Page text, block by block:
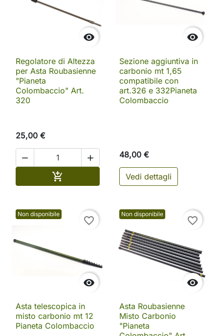

Regolatore di Altezza
per Asta Roubasienne
"Pianeta
Colombaccio" Art.
320
25,00 €
 
 Aggiungi al carrello

Sezione aggiuntiva in
carbonio mt 1,65
compatibile con
art.326 e 332Pianeta
Colombaccio
48,00 €
Vedi dettagli
Non disponibile

favorite_border
Asta telescopica in
misto carbonio mt 12
Pianeta Colombaccio
Non disponibile

favorite_border
Asta Roubasienne
Misto Carbonio
"Pianeta